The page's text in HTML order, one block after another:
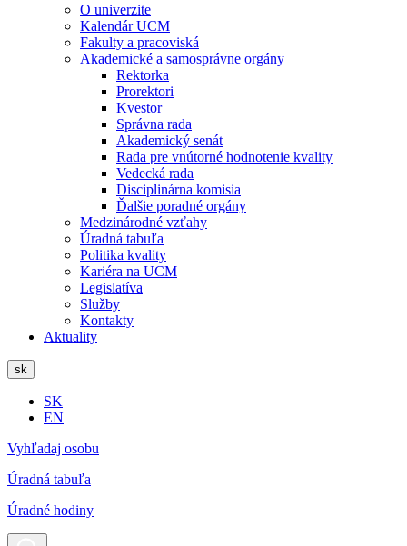
O univerzite
Kalendár UCM
Fakulty a pracoviská
Akademické a samosprávne orgány
Rektorka
Prorektori
Kvestor
Správna rada
Akademický senát
Rada pre vnútorné hodnotenie kvality
Vedecká rada
Disciplinárna komisia
Ďalšie poradné orgány
Medzinárodné vzťahy
Úradná tabuľa
Politika kvality
Kariéra na UCM
Legislatíva
Služby
Kontakty
Aktuality
sk
SK
EN
Vyhľadaj osobu
Úradná tabuľa
Úradné hodiny